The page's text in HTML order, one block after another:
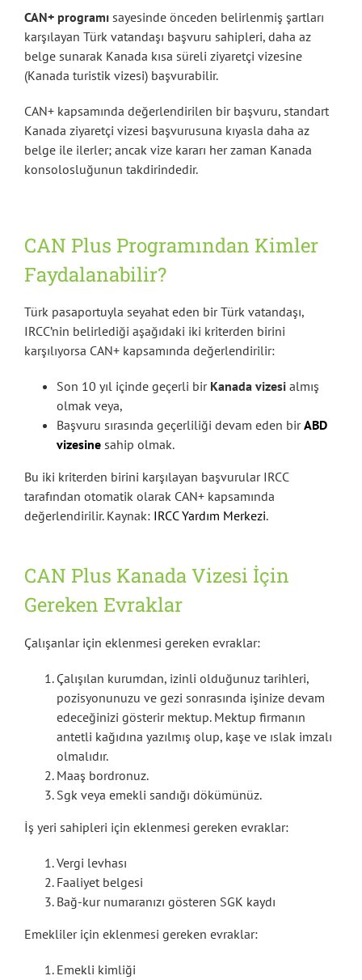
CAN+ programı sayesinde önceden belirlenmiş şartları
karşılayan Türk vatandaşı başvuru sahipleri, daha az
belge sunarak Kanada kısa süreli ziyaretçi vizesine
(Kanada turistik vizesi) başvurabilir.
CAN+ kapsamında değerlendirilen bir başvuru, standart
Kanada ziyaretçi vizesi başvurusuna kıyasla daha az
belge ile ilerler; ancak vize kararı her zaman Kanada
konsolosluğunun takdirindedir.
CAN Plus Programından Kimler
Faydalanabilir?
Türk pasaportuyla seyahat eden bir Türk vatandaşı,
IRCC’nin belirlediği aşağıdaki iki kriterden birini
karşılıyorsa CAN+ kapsamında değerlendirilir:
Son 10 yıl içinde geçerli bir Kanada vizesi almış
olmak veya,
Başvuru sırasında geçerliliği devam eden birABD
vizesine sahip olmak.
Bu iki kriterden birini karşılayan başvurular IRCC
tarafından otomatik olarak CAN+ kapsamında
değerlendirilir. Kaynak: IRCC Yardım Merkezi.
CAN Plus Kanada Vizesi İçin
Gereken Evraklar
Çalışanlar için eklenmesi gereken evraklar:
Çalışılan kurumdan, izinli olduğunuz tarihleri,
pozisyonunuzu ve gezi sonrasında işinize devam
edeceğinizi gösterir mektup. Mektup firmanın
antetli kağıdına yazılmış olup, kaşe ve ıslak imzalı
olmalıdır.
Maaş bordronuz.
Sgk veya emekli sandığı dökümünüz.
İş yeri sahipleri için eklenmesi gereken evraklar:
Vergi levhası
Faaliyet belgesi
Bağ-kur numaranızı gösteren SGK kaydı
Emekliler için eklenmesi gereken evraklar:
Emekli kimliği